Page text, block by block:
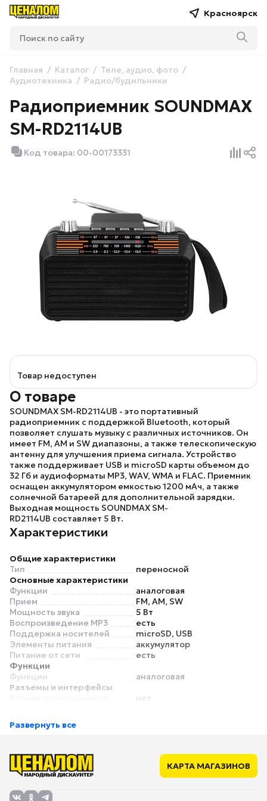
Красноярск
Главная Каталог
Теле, аудио, фото
Аудиотехника
Радио/будильники
Радиоприемник SOUNDMAX
SM-RD2114UB
Код товара: 00-00173331
Товар недоступен
О товаре
SOUNDMAX SM-RD2114UB - это портативный
радиоприемник с поддержкой Bluetooth, который
позволяет слушать музыку с различных источников. Он
имеет FM, AM и SW диапазоны, а также телескопическую
антенну для улучшения приема сигнала. Устройство
также поддерживает USB и microSD карты объемом до
32 Гб и аудиоформаты MP3, WAV, WMA и FLAC. Приемник
оснащен аккумулятором емкостью 1200 мАч, а также
солнечной батареей для дополнительной зарядки.
Выходная мощность SOUNDMAX SM-
RD2114UB составляет 5 Вт.
Характеристики
Общие характеристики
Тип
переносной
Основные характеристики
Функции
аналоговая
Прием
FM, АМ, SW
Мощность звука
5 Вт
Воспроизведение MP3
есть
Поддержка носителей
microSD, USB
Элементы питания
аккумулятор
Питание от сети
есть
Функции
Функции
аналоговая
Разъемы и интерфейсы
нет
Развернуть все
КАРТА МАГАЗИНОВ